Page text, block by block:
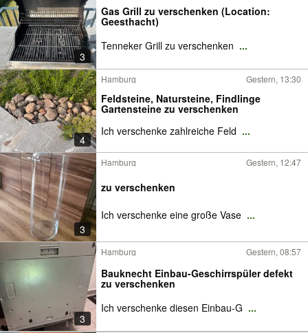
3
Gas Grill zu verschenken (Location:
Geesthacht)
Tenneker Grill zu verschenken ...
4
Hamburg Gestern, 13:30
Feldsteine, Natursteine, Findlinge
Gartensteine zu verschenken
Ich verschenke zahlreiche Feld ...
3
Hamburg Gestern, 12:47
zu verschenken
Ich verschenke eine große Vase ...
3
Hamburg Gestern, 08:57
Bauknecht Einbau-Geschirrspüler defekt
zu verschenken
Ich verschenke diesen Einbau-G ...